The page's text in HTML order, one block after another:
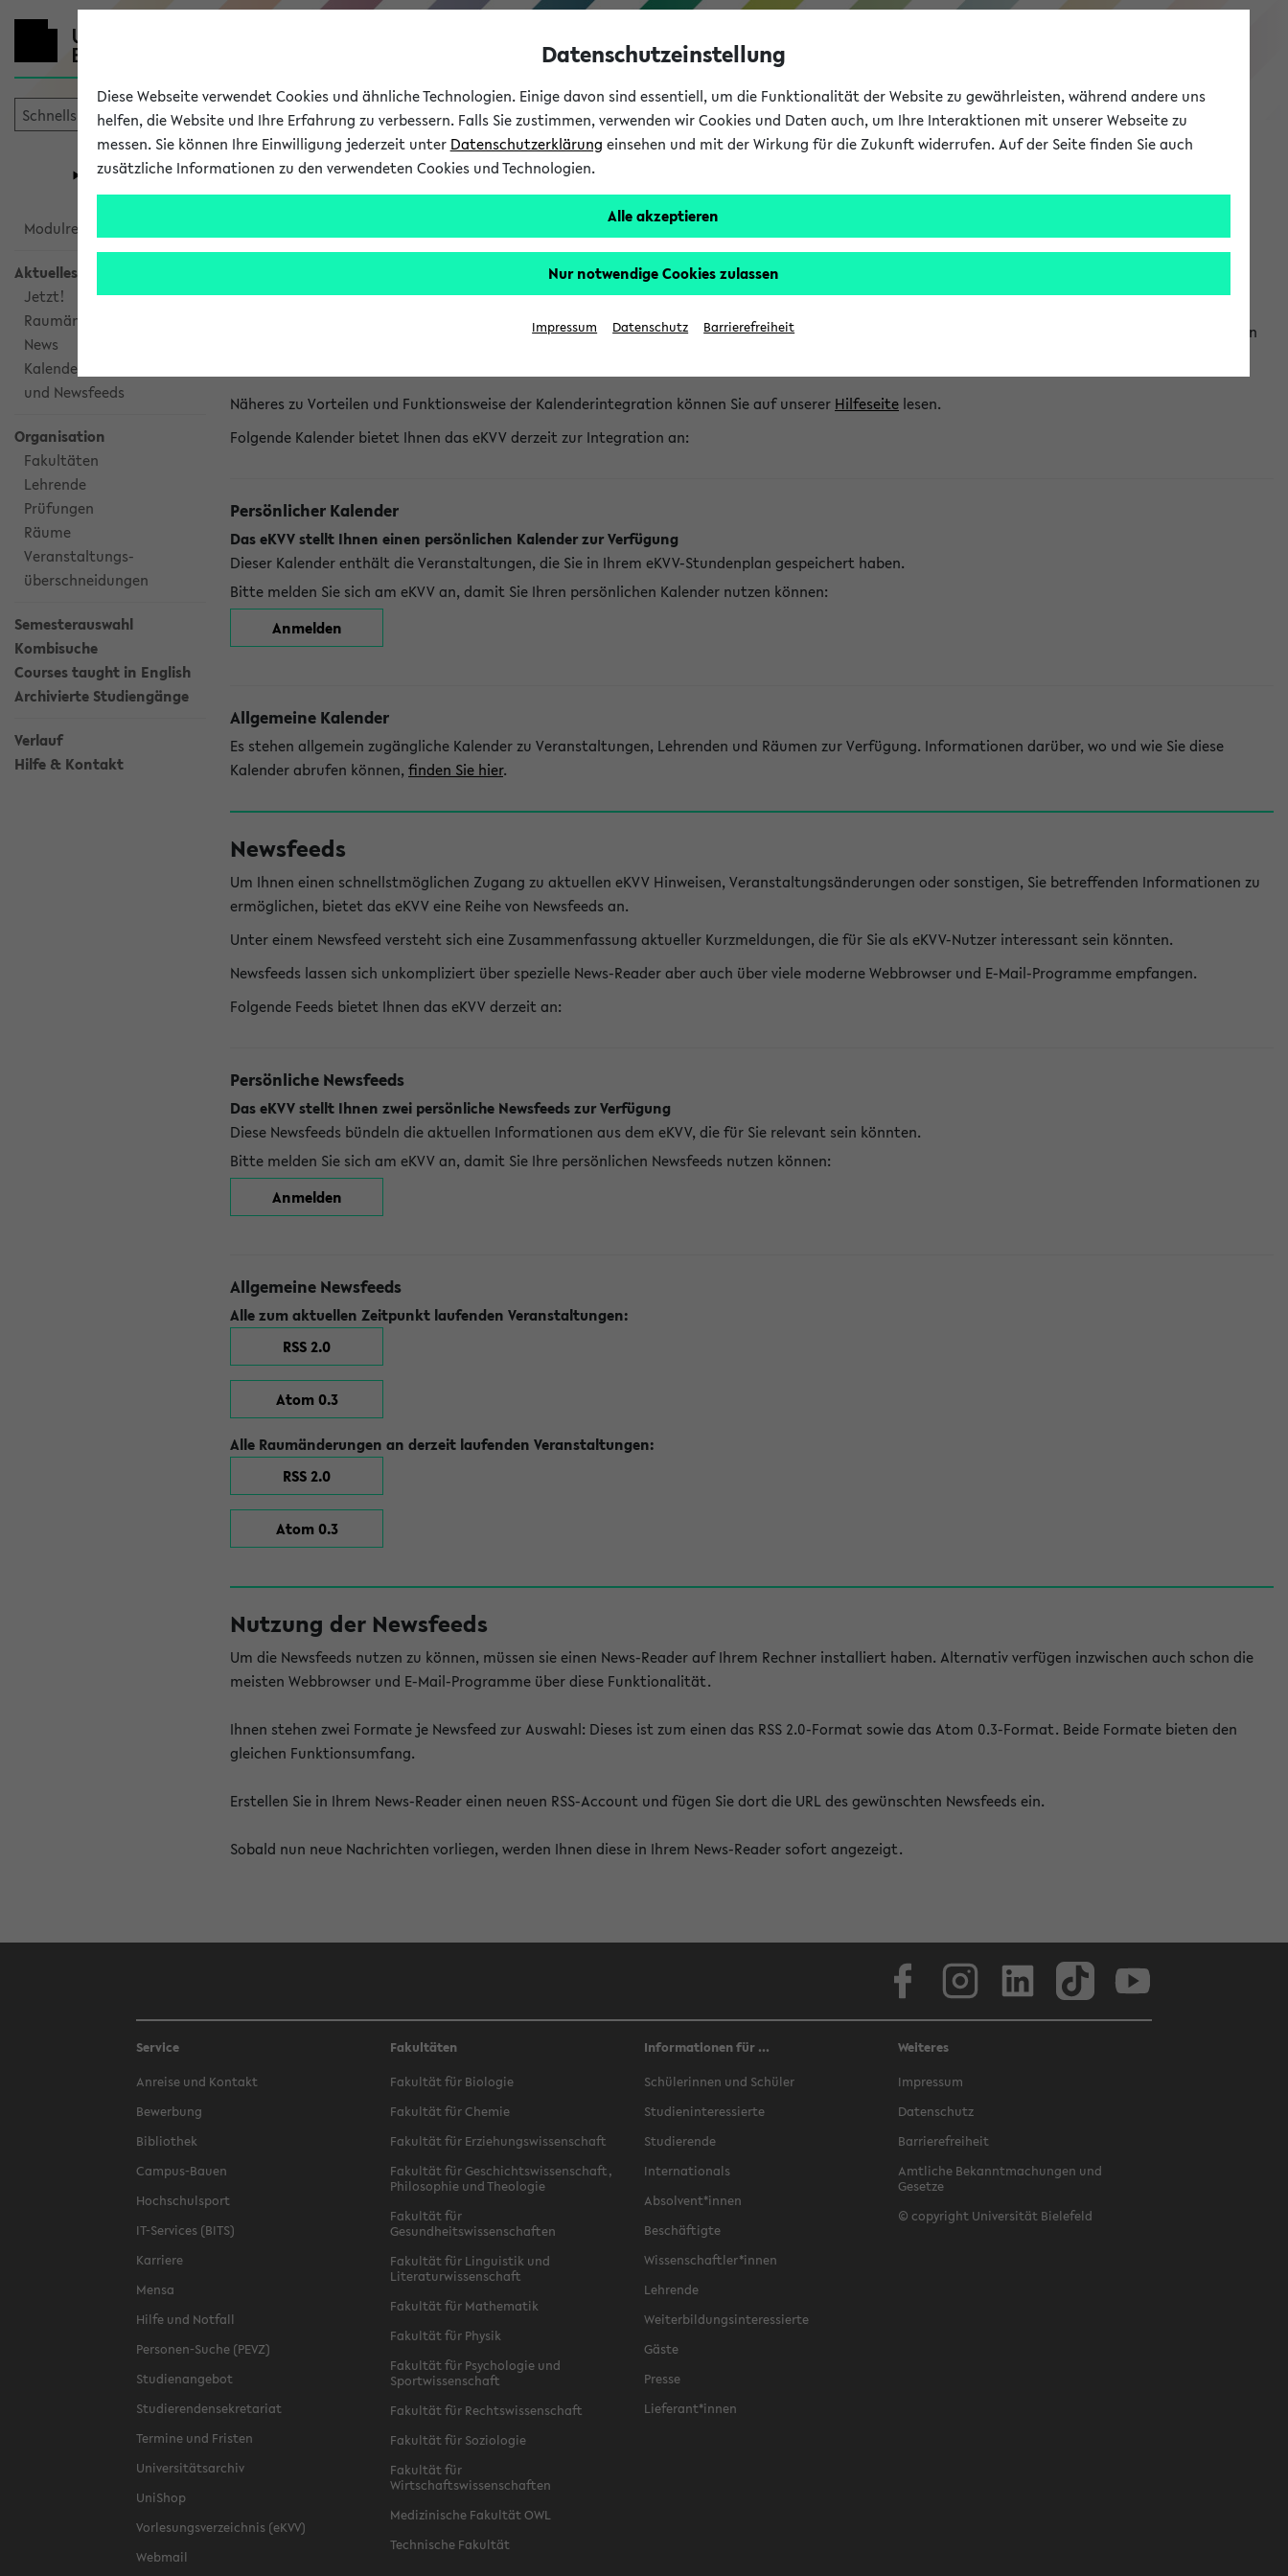
eKVV
Universität Forschung Studium
eKVV
Modulrecherche
Aktuelles
Jetzt!
Raumänderungen
News
Kalenderintegration
und Newsfeeds
Organisation
Fakultäten
Lehrende
Prüfungen
Räume
Veranstaltungs-
überschneidungen
Semesterauswahl
Kombisuche
Courses taught in English
Archivierte Studiengänge
Verlauf
Hilfe & Kontakt
Kalenderintegration und Newsfeeds
Kalenderintegration
Das eKVV bietet Ihnen die Möglichkeit, Veranstaltungstermine in eine Vielzahl von Kalenderanwendungen einzubinden. Auf diese Weise können Sie einen
Näheres zu Vorteilen und Funktionsweise der Kalenderintegration können Sie auf unserer Hilfeseite lesen.
Folgende Kalender bietet Ihnen das eKVV derzeit zur Integration an:
Persönlicher Kalender
Das eKVV stellt Ihnen einen persönlichen Kalender zur Verfügung
Dieser Kalender enthält die Veranstaltungen, die Sie in Ihrem eKVV-Stundenplan gespeichert haben.
Bitte melden Sie sich am eKVV an, damit Sie Ihren persönlichen Kalender nutzen können:
Anmelden
Allgemeine Kalender
Es stehen allgemein zugängliche Kalender zu Veranstaltungen, Lehrenden und Räumen zur Verfügung. Informationen darüber, wo und wie Sie diese
Kalender abrufen können, finden Sie hier.
Newsfeeds
Um Ihnen einen schnellstmöglichen Zugang zu aktuellen eKVV Hinweisen, Veranstaltungsänderungen oder sonstigen, Sie betreffenden Informationen zu
ermöglichen, bietet das eKVV eine Reihe von Newsfeeds an.
Unter einem Newsfeed versteht sich eine Zusammenfassung aktueller Kurzmeldungen, die für Sie als eKVV-Nutzer interessant sein könnten.
Newsfeeds lassen sich unkompliziert über spezielle News-Reader aber auch über viele moderne Webbrowser und E-Mail-Programme empfangen.
Folgende Feeds bietet Ihnen das eKVV derzeit an:
Persönliche Newsfeeds
Das eKVV stellt Ihnen zwei persönliche Newsfeeds zur Verfügung
Diese Newsfeeds bündeln die aktuellen Informationen aus dem eKVV, die für Sie relevant sein könnten.
Bitte melden Sie sich am eKVV an, damit Sie Ihre persönlichen Newsfeeds nutzen können:
Anmelden
Allgemeine Newsfeeds
Alle zum aktuellen Zeitpunkt laufenden Veranstaltungen:
RSS 2.0
Atom 0.3
Alle Raumänderungen an derzeit laufenden Veranstaltungen:
RSS 2.0
Atom 0.3
Nutzung der Newsfeeds
Um die Newsfeeds nutzen zu können, müssen sie einen News-Reader auf Ihrem Rechner installiert haben. Alternativ verfügen inzwischen auch schon die
meisten Webbrowser und E-Mail-Programme über diese Funktionalität.
Ihnen stehen zwei Formate je Newsfeed zur Auswahl: Dieses ist zum einen das RSS 2.0-Format sowie das Atom 0.3-Format. Beide Formate bieten den
gleichen Funktionsumfang.
Erstellen Sie in Ihrem News-Reader einen neuen RSS-Account und fügen Sie dort die URL des gewünschten Newsfeeds ein.
Sobald nun neue Nachrichten vorliegen, werden Ihnen diese in Ihrem News-Reader sofort angezeigt.
Service
Anreise und Kontakt
Bewerbung
Bibliothek
Campus-Bauen
Hochschulsport
IT-Services (BITS)
Karriere
Mensa
Hilfe und Notfall
Personen-Suche (PEVZ)
Studienangebot
Studierendensekretariat
Termine und Fristen
Universitätsarchiv
UniShop
Vorlesungsverzeichnis (eKVV)
Webmail
Fakultäten
Fakultät für Biologie
Fakultät für Chemie
Fakultät für Erziehungswissenschaft
Fakultät für Geschichtswissenschaft,
Philosophie und Theologie
Fakultät für
Gesundheitswissenschaften
Fakultät für Linguistik und
Literaturwissenschaft
Fakultät für Mathematik
Fakultät für Physik
Fakultät für Psychologie und
Sportwissenschaft
Fakultät für Rechtswissenschaft
Fakultät für Soziologie
Fakultät für
Wirtschaftswissenschaften
Medizinische Fakultät OWL
Technische Fakultät
Informationen für ...
Schülerinnen und Schüler
Studieninteressierte
Studierende
Internationals
Absolvent*innen
Beschäftigte
Wissenschaftler*innen
Lehrende
Weiterbildungsinteressierte
Gäste
Presse
Lieferant*innen
Weiteres
Impressum
Datenschutz
Barrierefreiheit
Amtliche Bekanntmachungen und
Gesetze
© copyright Universität Bielefeld
Datenschutzeinstellung
Diese Webseite verwendet Cookies und ähnliche Technologien. Einige davon sind essentiell, um die Funktionalität der Website zu gewährleisten, während andere uns
helfen, die Website und Ihre Erfahrung zu verbessern. Falls Sie zustimmen, verwenden wir Cookies und Daten auch, um Ihre Interaktionen mit unserer Webseite zu
messen. Sie können Ihre Einwilligung jederzeit unter Datenschutzerklärung einsehen und mit der Wirkung für die Zukunft widerrufen. Auf der Seite finden Sie auch
zusätzliche Informationen zu den verwendeten Cookies und Technologien.
Alle akzeptieren
Nur notwendige Cookies zulassen
Impressum Datenschutz Barrierefreiheit